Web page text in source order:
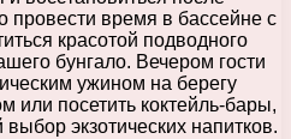
провести время в бассейне с
красотой подводного
бунгало. Вечером гости
ужином на берегу
или посетить коктейль-бары,
экзотических напитков.